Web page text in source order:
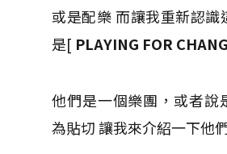
或是配樂 而讓我重新認識
是[ PLAYING FOR
他們是一個樂團，或者說
為貼切 讓我來介紹一下他